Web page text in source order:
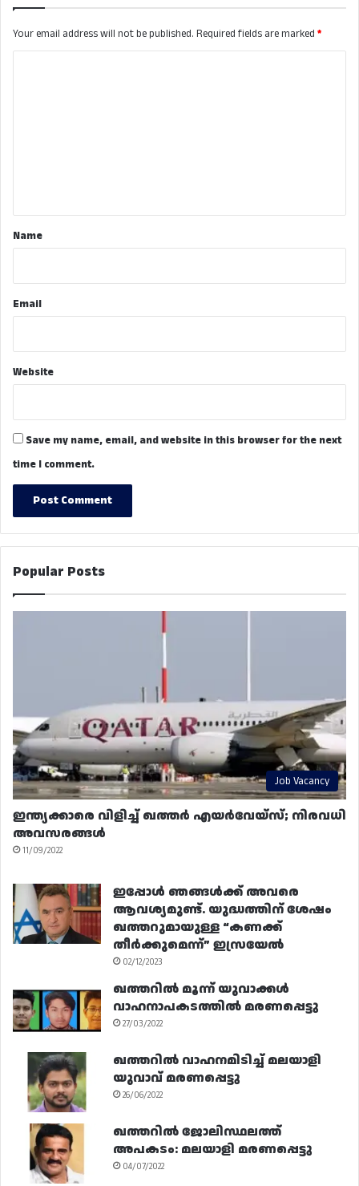
Your email address will not be published. Required fields are marked *
*Name
Email
Website
Save my name, email, and website in this browser for the next
time I comment.
Popular Posts
Job Vacancy
ഇന്ത്യക്കാരെ വിളിച്ച് ഖത്തർ എയർവേയ്‌സ്; നിരവധി
അവസരങ്ങൾ
11/09/2022
ഇപ്പോൾ ഞങ്ങൾക്ക് അവരെ
ആവശ്യമുണ്ട്. യുദ്ധത്തിന് ശേഷം
ഖത്തറുമായുള്ള “കണക്ക്
തീർക്കുമെന്ന്” ഇസ്രയേൽ
02/12/2023
ഖത്തറിൽ മൂന്ന് യുവാക്കൾ
വാഹനാപകടത്തിൽ മരണപ്പെട്ടു
27/03/2022
ഖത്തറിൽ വാഹനമിടിച്ച് മലയാളി
യുവാവ് മരണപ്പെട്ടു
26/06/2022
ഖത്തറിൽ ജോലിസ്ഥലത്ത്
അപകടം: മലയാളി മരണപ്പെട്ടു
04/07/2022